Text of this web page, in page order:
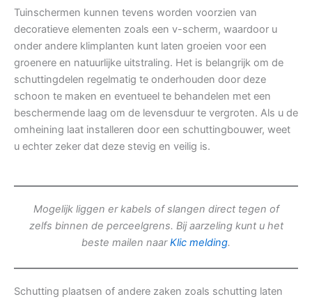
Tuinschermen kunnen tevens worden voorzien van
decoratieve elementen zoals een v-scherm, waardoor u
onder andere klimplanten kunt laten groeien voor een
groenere en natuurlijke uitstraling. Het is belangrijk om de
schuttingdelen regelmatig te onderhouden door deze
schoon te maken en eventueel te behandelen met een
beschermende laag om de levensduur te vergroten. Als u de
omheining laat installeren door een schuttingbouwer, weet
u echter zeker dat deze stevig en veilig is.
Mogelijk liggen er kabels of slangen direct tegen of
zelfs binnen de perceelgrens. Bij aarzeling kunt u het
beste mailen naarKlic melding.
Schutting plaatsen of andere zaken zoals schutting laten